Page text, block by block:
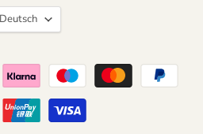
Sprache
Deutsch